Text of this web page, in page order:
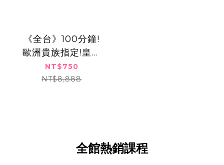
《全台》100分鐘!
歐洲貴族指定!皇室
舒壓極致奢華按摩
SPA,750元
NT$750
NT$8,888
全館熱銷課程